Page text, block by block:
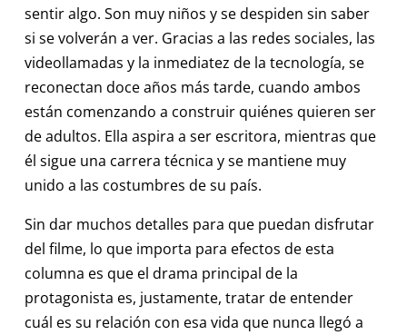
sentir algo. Son muy niños y se despiden sin saber
si se volverán a ver. Gracias a las redes sociales, las
videollamadas y la inmediatez de la tecnología, se
reconectan doce años más tarde, cuando ambos
están comenzando a construir quiénes quieren ser
de adultos. Ella aspira a ser escritora, mientras que
él sigue una carrera técnica y se mantiene muy
unido a las costumbres de su país.
Sin dar muchos detalles para que puedan disfrutar
del filme, lo que importa para efectos de esta
columna es que el drama principal de la
protagonista es, justamente, tratar de entender
cuál es su relación con esa vida que nunca llegó a